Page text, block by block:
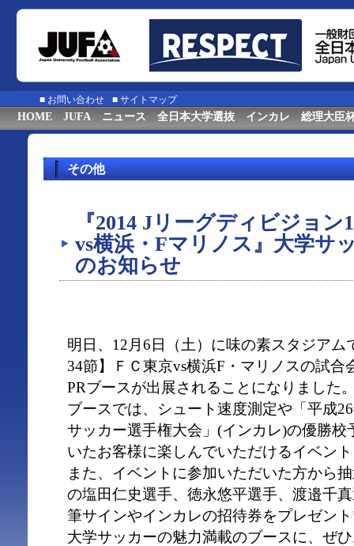
■ お問い合わせ ■ サイトマップ
HOME JUFA ニュース 全日本大学選抜 インカレ 総理大臣
その他
『2014 Jリーグディビジョ
vs横浜・Fマリノス』大学サ
のお知らせ
明日、12月6日（土）に味の素スタジアム
34節】ＦＣ東京vs横浜F・マリノスの試合
PRブースが出展されることになりました
ブースでは、シュート速度測定や「平成
サッカー選手権大会」(インカレ)の優勝校
いたお客様に楽しんでいただけるイベン
また、イベントに参加いただいた方から
の塩田仁史選手、徳永悠平選手、渡邉千
筆サインやインカレの招待券をプレゼン
大学サッカーの魅力満載のブースに、ぜ